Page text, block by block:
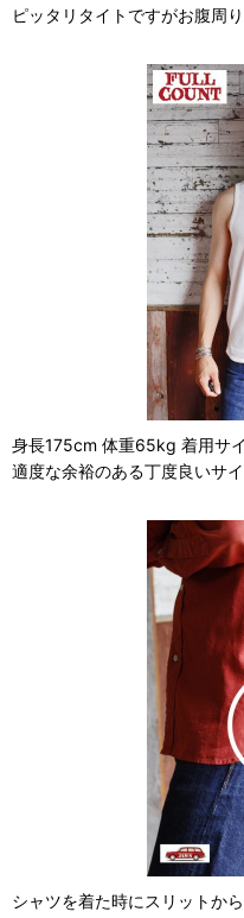
ピッタリタイトですがお腹周
身長175cm 体重65kg 着用サ
適度な余裕のある丁度良いサイ
シャツを着た時にスリットか